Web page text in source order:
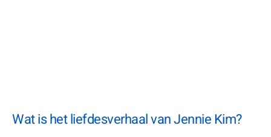
Wat is het liefdesverhaal van Jennie Kim?